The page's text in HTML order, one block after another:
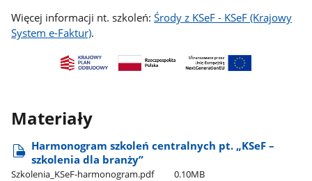
Więcej informacji nt. szkoleń:Środy z KSeF - KSeF (Krajowy
System e-Faktur).
Materiały
Harmonogram szkoleń centralnych pt. „KSeF –
szkolenia dla branży”
Szkolenia​_KSeF-harmonogram.pdf 0.10MB